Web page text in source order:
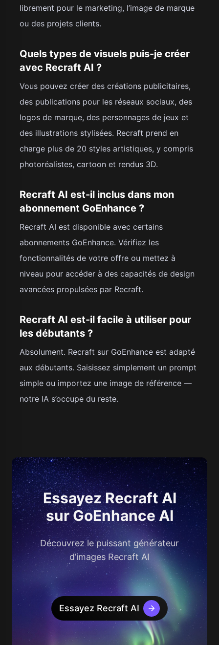
librement pour le marketing, l’image de marque
ou des projets clients.
Quels types de visuels puis-je créer
avec Recraft AI ?
Vous pouvez créer des créations publicitaires,
des publications pour les réseaux sociaux, des
logos de marque, des personnages de jeux et
des illustrations stylisées. Recraft prend en
charge plus de 20 styles artistiques, y compris
photoréalistes, cartoon et rendus 3D.
Recraft AI est-il inclus dans mon
abonnement GoEnhance ?
Recraft AI est disponible avec certains
abonnements GoEnhance. Vérifiez les
fonctionnalités de votre offre ou mettez à
niveau pour accéder à des capacités de design
avancées propulsées par Recraft.
Recraft AI est-il facile à utiliser pour
les débutants ?
Absolument. Recraft sur GoEnhance est adapté
aux débutants. Saisissez simplement un prompt
simple ou importez une image de référence —
notre IA s’occupe du reste.
Essayez Recraft AI
sur GoEnhance AI
Découvrez le puissant générateur
d’images Recraft AI
Essayez Recraft AI